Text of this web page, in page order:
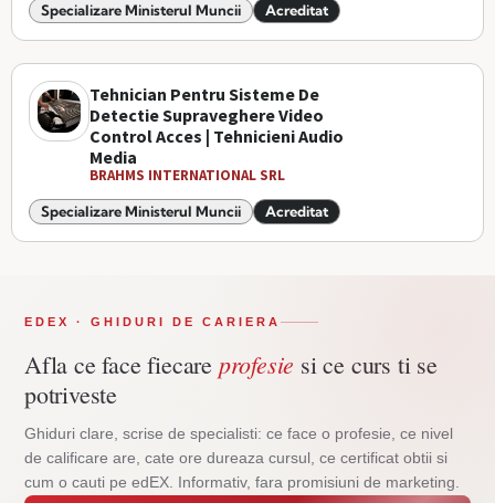
Specializare Ministerul Muncii Acreditat
Tehnician Pentru Sisteme De
Detectie Supraveghere Video
Control Acces | Tehnicieni Audio
Media
BRAHMS INTERNATIONAL SRL
Specializare Ministerul Muncii Acreditat
EDEX · GHIDURI DE CARIERA
Afla ce face fiecare profesie si ce curs ti se
potriveste
Ghiduri clare, scrise de specialisti: ce face o profesie, ce nivel
de calificare are, cate ore dureaza cursul, ce certificat obtii si
cum o cauti pe edEX. Informativ, fara promisiuni de marketing.